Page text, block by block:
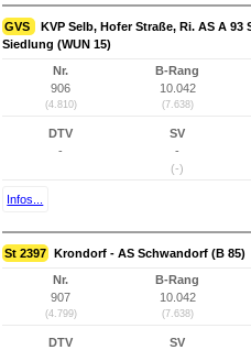
GVS
KVP Selb, Hofer Straße, Ri. AS A
Siedlung (WUN 15)
Nr.
906
(4.810)
B-Rang
10.042
(7.638)
DTV
-
SV
-
(-)
Infos...
St 2397 Krondorf - AS Schwandorf (B 85)
Nr.
907
(4.799)
B-Rang
10.042
(7.638)
DTV
SV